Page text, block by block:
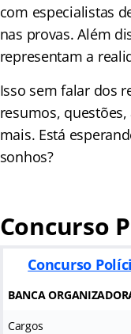
com especialistas
nas provas. Além
representam a
Isso sem falar dos
resumos,
mais. Está
sonhos?
Concurso
Concurso
BANCA
Cargos